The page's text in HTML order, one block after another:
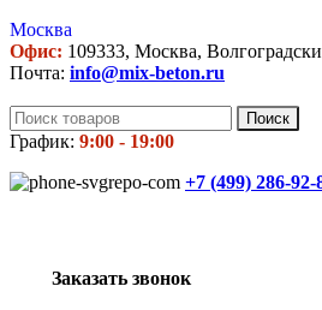
Москва
Офис: 109333, Москва,
Почта: info@mix-beton.ru
Поиск
График: 9:00 - 19:00
+7 (499) 286-92-
Заказать звонок